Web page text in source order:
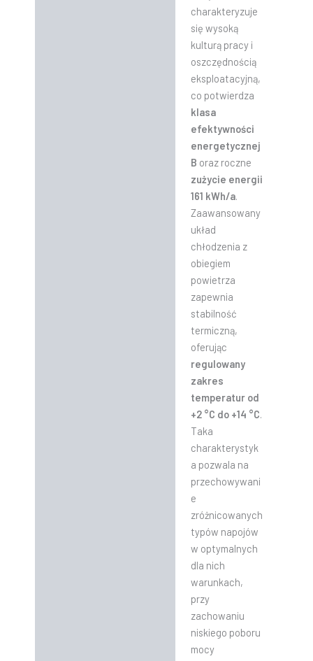
charakteryzuje
się wysoką
kulturą pracy i
oszczędnością
eksploatacyjną,
co potwierdza
klasa
efektywności
energetycznej
B oraz roczne
zużycie energii
161 kWh/a.
Zaawansowany
układ
chłodzenia z
obiegiem
powietrza
zapewnia
stabilność
termiczną,
oferując
regulowany
zakres
temperatur od
+2 °C do +14 °C.
Taka
charakterystyk
a pozwala na
przechowywani
e
zróżnicowanych
typów napojów
w optymalnych
dla nich
warunkach,
przy
zachowaniu
niskiego poboru
mocy